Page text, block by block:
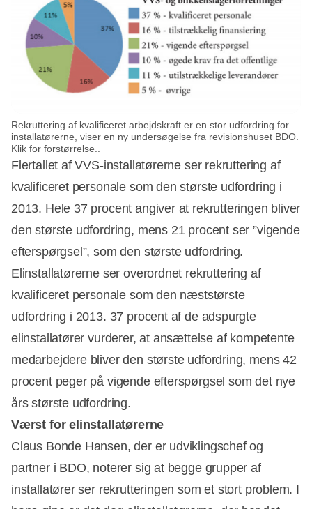
Rekruttering af kvalificeret arbejdskraft er en stor udfordring for
installatørerne, viser en ny undersøgelse fra revisionshuset BDO.
Klik for forstørrelse..
Flertallet af VVS-installatørerne ser rekruttering af
kvalificeret personale som den største udfordring i
2013. Hele 37 procent angiver at rekrutteringen bliver
den største udfordring, mens 21 procent ser ”vigende
efterspørgsel”, som den største udfordring.
Annonce
Elinstallatørerne ser overordnet rekruttering af
kvalificeret personale som den næststørste
udfordring i 2013. 37 procent af de adspurgte
elinstallatører vurderer, at ansættelse af kompetente
medarbejdere bliver den største udfordring, mens 42
procent peger på vigende efterspørgsel som det nye
års største udfordring.
Værst for elinstallatørerne
Claus Bonde Hansen, der er udviklingschef og
partner i BDO, noterer sig at begge grupper af
installatører ser rekrutteringen som et stort problem. I